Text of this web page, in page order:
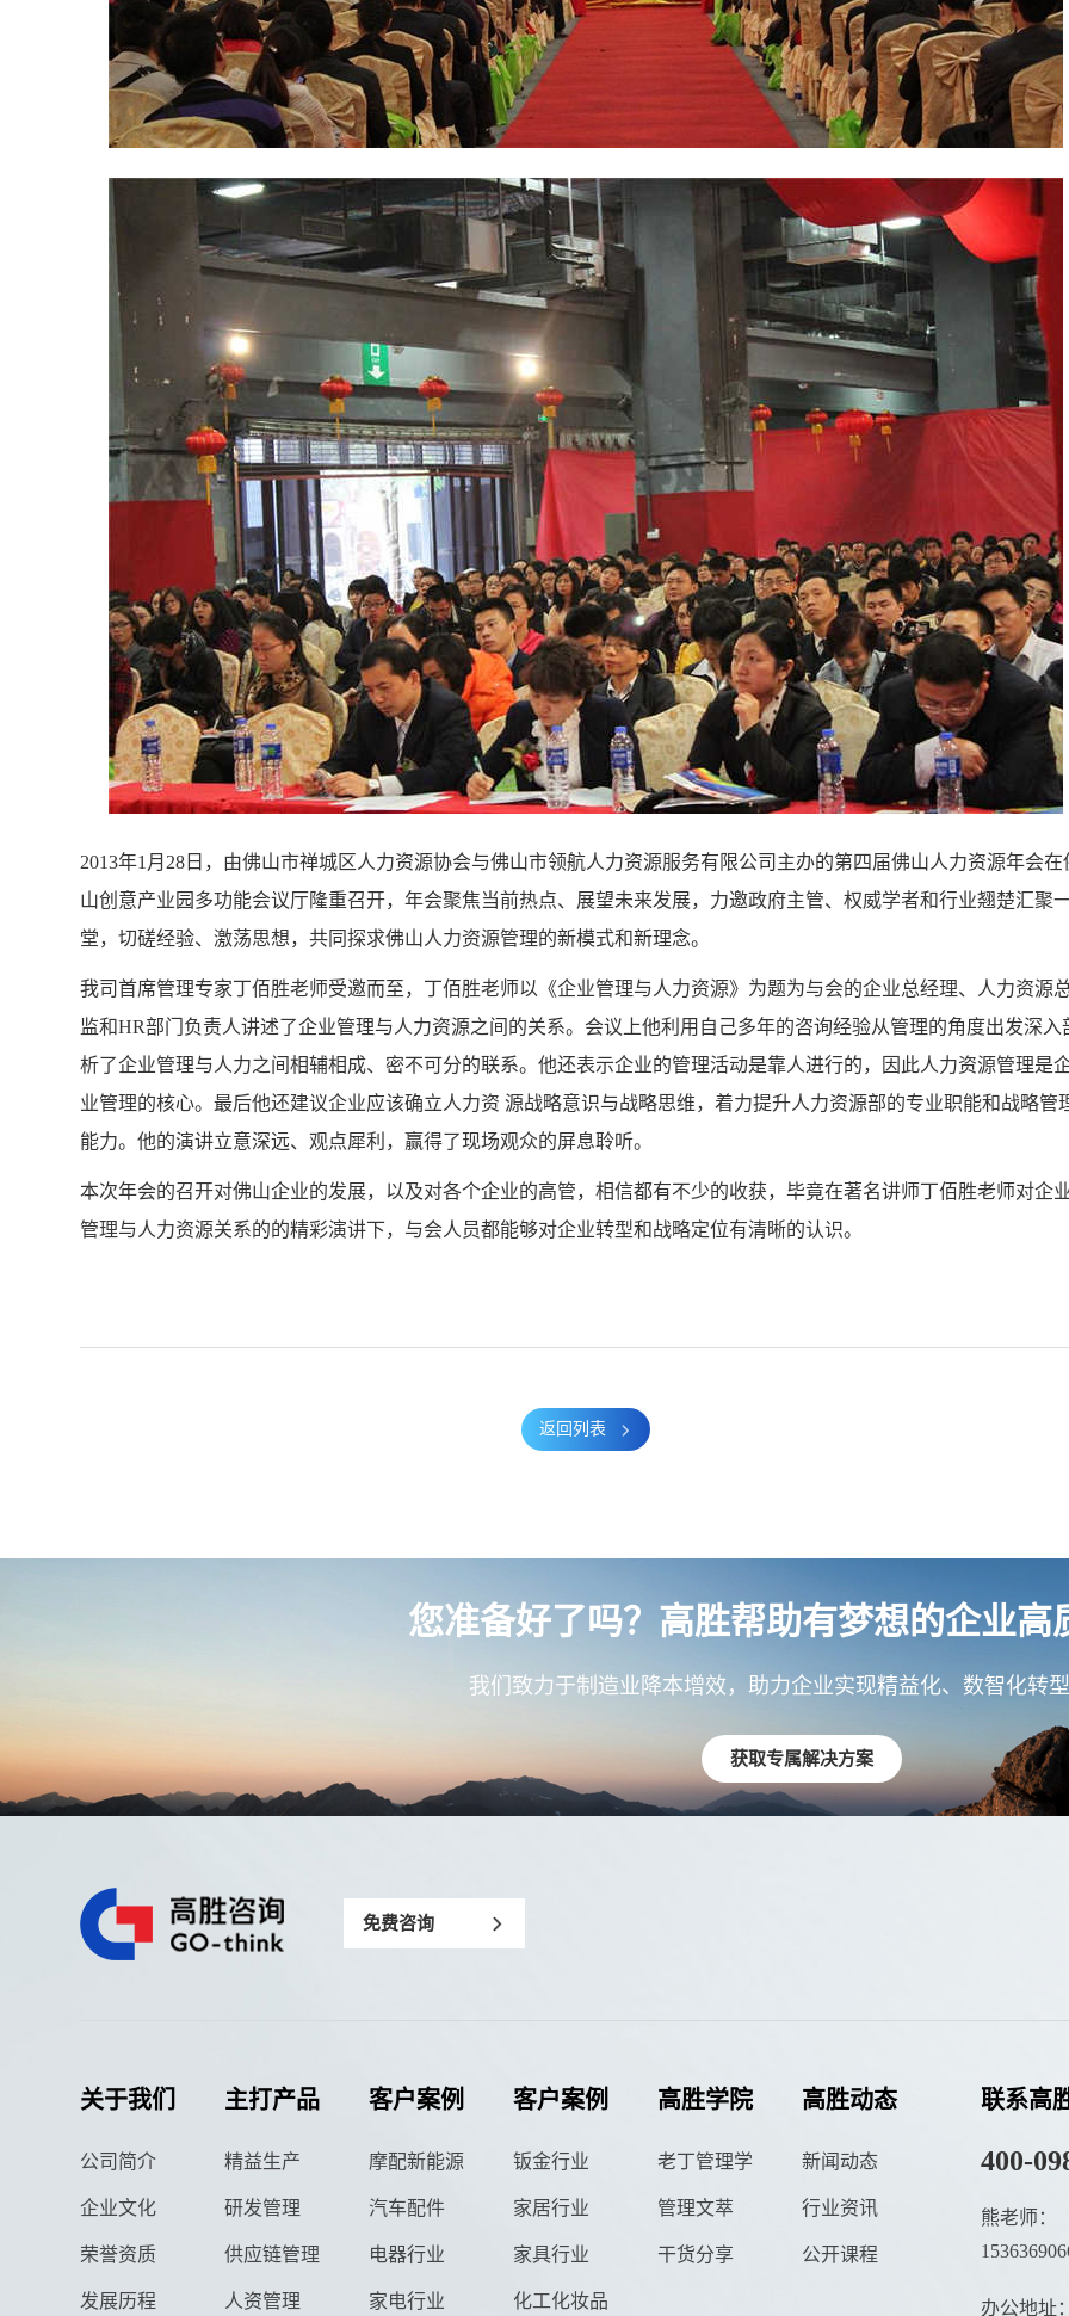
2013年1月28日，由佛山市禅城区人力资源协会与佛山市领航人力资源服务有限公司主办的第四届佛山人力资源年会在
山创意产业园多功能会议厅隆重召开，年会聚焦当前热点、展望未来发展，力邀政府主管、权威学者和行业翘楚汇聚
堂，切磋经验、激荡思想，共同探求佛山人力资源管理的新模式和新理念。
我司首席管理专家丁佰胜老师受邀而至，丁佰胜老师以《企业管理与人力资源》为题为与会的企业总经理、人力资源
监和HR部门负责人讲述了企业管理与人力资源之间的关系。会议上他利用自己多年的咨询经验从管理的角度出发深入
析了企业管理与人力之间相辅相成、密不可分的联系。他还表示企业的管理活动是靠人进行的，因此人力资源管理是
业管理的核心。最后他还建议企业应该确立人力资 源战略意识与战略思维，着力提升人力资源部的专业职能和战略管
能力。他的演讲立意深远、观点犀利，赢得了现场观众的屏息聆听。
本次年会的召开对佛山企业的发展，以及对各个企业的高管，相信都有不少的收获，毕竟在著名讲师丁佰胜老师对企
管理与人力资源关系的的精彩演讲下，与会人员都能够对企业转型和战略定位有清晰的认识。
返回列表
您准备好了吗？高胜帮助有梦想的企业高
我们致力于制造业降本增效，助力企业实现精益化、数智化转
获取专属解决方案
免费咨询
关于我们
公司简介
企业文化
荣誉资质
发展历程
主打产品
精益生产
研发管理
供应链管理
人资管理
客户案例
摩配新能源
汽车配件
电器行业
家电行业
客户案例
钣金行业
家居行业
家具行业
化工化妆品
高胜学院
老丁管理学
管理文萃
干货分享
高胜动态
新闻动态
行业资讯
公开课程
联系高
400-
熊老师：
办公地址：